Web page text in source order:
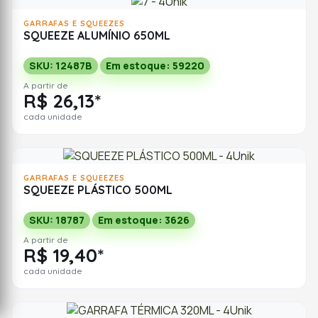
GARRAFAS E SQUEEZES
SQUEEZE ALUMÍNIO 650ML
SKU: 12487B Em estoque: 59220
A partir de
R$ 26,13*
cada unidade
GARRAFAS E SQUEEZES
SQUEEZE PLÁSTICO 500ML
SKU: 18787 Em estoque: 3626
A partir de
R$ 19,40*
cada unidade